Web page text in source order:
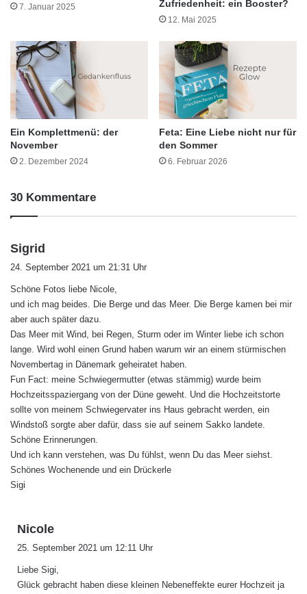
7. Januar 2025 Zufriedenheit: ein Booster?
12. Mai 2025
Ein Komplettmenü: der
November
2. Dezember 2024
Feta: Eine Liebe nicht nur für
den Sommer
6. Februar 2026
30 Kommentare
Sigrid
t
:
24. September 2021 um 21:31 Uhr
Schöne Fotos liebe Nicole,
und ich mag beides. Die Berge und das Meer. Die Berge kamen bei mir
aber auch später dazu.
Das Meer mit Wind, bei Regen, Sturm oder im Winter liebe ich schon
lange. Wird wohl einen Grund haben warum wir an einem stürmischen
Novembertag in Dänemark geheiratet haben.
Fun Fact: meine Schwiegermutter (etwas stämmig) wurde beim
Hochzeitsspaziergang von der Düne geweht. Und die Hochzeitstorte
sollte von meinem Schwiegervater ins Haus gebracht werden, ein
Windstoß sorgte aber dafür, dass sie auf seinem Sakko landete.
Schöne Erinnerungen.
Und ich kann verstehen, was Du fühlst, wenn Du das Meer siehst.
Schönes Wochenende und ein Drückerle
Sigi
Nicole
t
:
25. September 2021 um 12:11 Uhr
Liebe Sigi,
Glück gebracht haben diese kleinen Nebeneffekte eurer Hochzeit ja